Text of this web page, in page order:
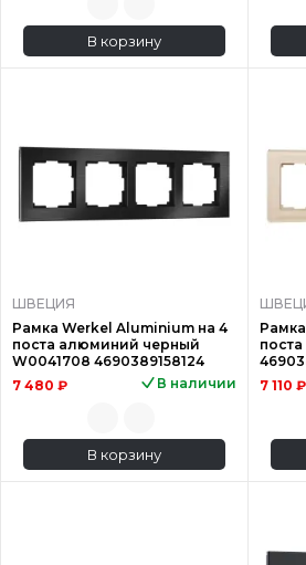
В корзину
ШВЕЦИЯ
Рамка Werkel Aluminium на 4
поста алюминий черный
W0041708 4690389158124
7 480 ₽
В наличии
В корзину
поста
7 110 ₽